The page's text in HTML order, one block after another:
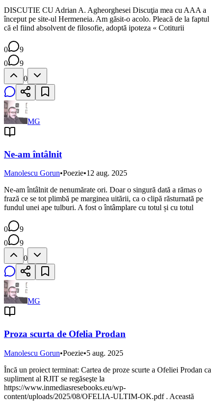
DISCUTIE CU Adrian A. Agheorghesei Discuţia mea cu AAA a
început pe site-ul Hermeneia. Am găsit-o acolo. Pleacă de la faptul
că el fiind absolvent de filosofie, adoptă ipoteza « Cotiturii
0
9
0
9
0
MG
Ne-am întâlnit
Manolescu Gorun•Poezie•12 aug. 2025
Ne-am întâlnit de nenumărate ori. Doar o singură dată a rămas o
frază ce se tot plimbă pe marginea uitării, ca o clipă răsturnată pe
fundul unei ape tulburi. A fost o întâmplare cu totul și cu totul
0
9
0
9
0
MG
Proza scurta de Ofelia Prodan
Manolescu Gorun•Poezie•5 aug. 2025
Ȋncă un proiect terminat: Cartea de proze scurte a Ofeliei Prodan ca
supliment al RJIT se regăseşte la
https://www.inmediasresebooks.eu/wp-
content/uploads/2025/08/OFELIA-ULTIM-OK.pdf . Această